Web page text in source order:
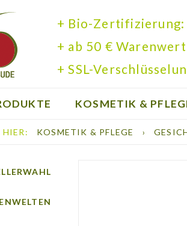
+ Bio-Zertifizierung:
+ ab 50 €
+ SSL-
KOSMETIK &
HIER: KOSMETIK & PFLEGE ›